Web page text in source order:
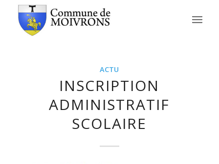
ACTU
INSCRIPTION
ADMINISTRATIF
SCOLAIRE